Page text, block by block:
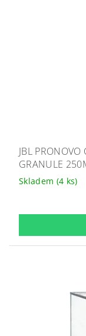
JBL
GRANULE
Skladem (4 ks)